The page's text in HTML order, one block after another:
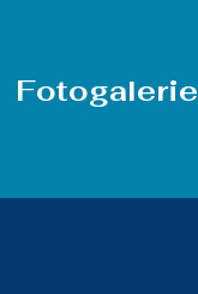
Fotogalerie